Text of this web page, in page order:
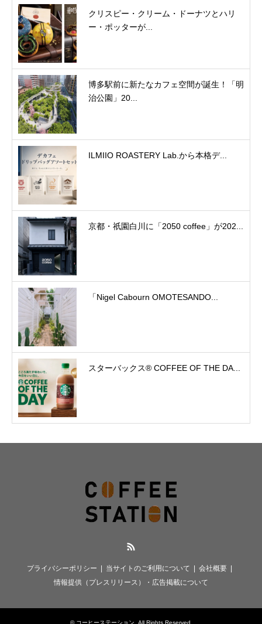
クリスピー・クリーム・ドーナツとハリ
ー・ポッターが...
博多駅前に新たなカフェ空間が誕生！「明
治公園」20...
ILMIIO ROASTERY Lab.から本格デ...
京都・祇園白川に「2050 coffee」が202...
「Nigel Cabourn OMOTESANDO...
スターバックス® COFFEE OF THE DA...
プライバシーポリシー 当サイトのご利用について
会社概要
情報提供（プレスリリース）・広告掲載について